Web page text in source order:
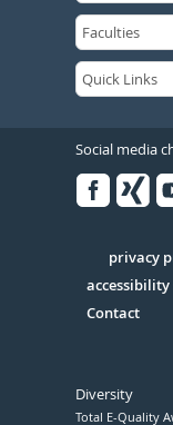
Social media
Serivce
privacy
Contact
Diversity
Total E-Quality